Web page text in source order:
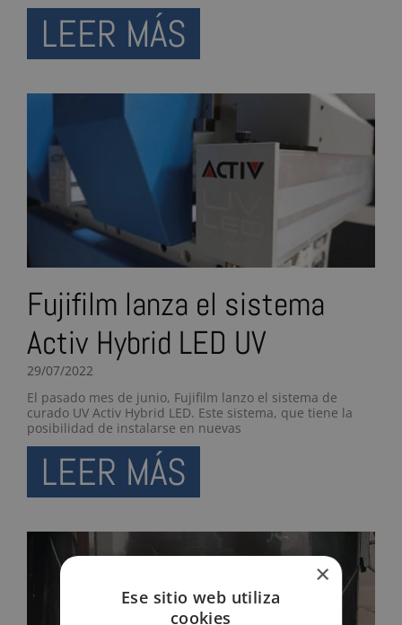
LEER MÁS
Fujifilm lanza el sistema
Activ Hybrid LED UV
29/07/2022
El pasado mes de junio, Fujifilm lanzo el sistema de
curado UV Activ Hybrid LED. Este sistema, que tiene la
posibilidad de instalarse en nuevas
LEER MÁS
×
Ese sitio web utiliza
cookies